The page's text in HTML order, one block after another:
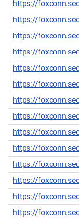
https://
https://
https://
https://
https://
https://
https://
https://
https://
https://
https://
https://
https://
https://